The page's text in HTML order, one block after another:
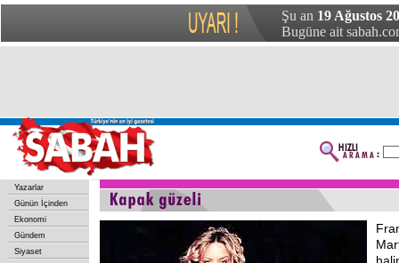
Şu an 19 Ağustos
Bugüne ait
Yazarlar
Günün İçinden
Ekonomi
Gündem
Siyaset